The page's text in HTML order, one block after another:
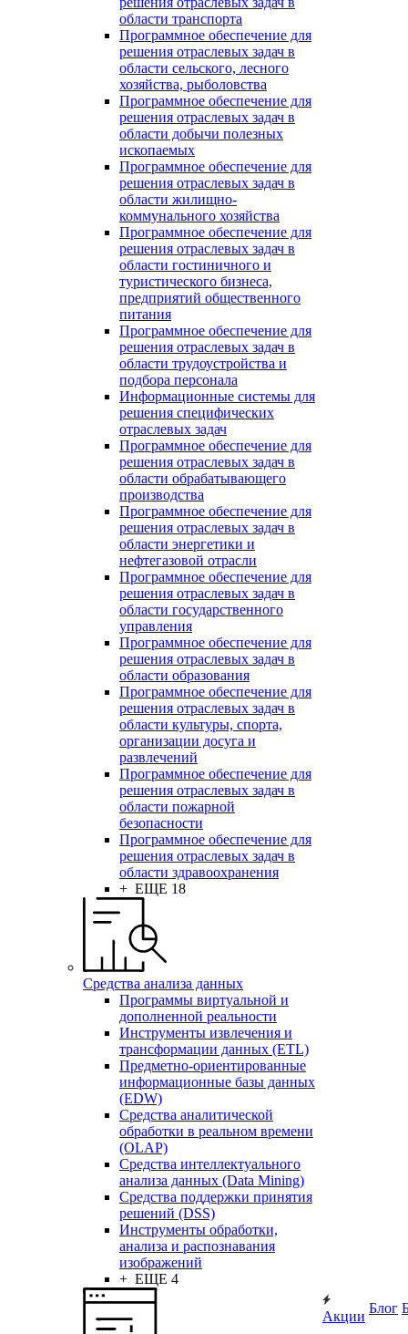
области транспорта
Программное обеспечение для
решения отраслевых задач в
области сельского, лесного
хозяйства, рыболовства
Программное обеспечение для
решения отраслевых задач в
области добычи полезных
ископаемых
Программное обеспечение для
решения отраслевых задач в
области жилищно-
коммунального хозяйства
Программное обеспечение для
решения отраслевых задач в
области гостиничного и
туристического бизнеса,
предприятий общественного
питания
Программное обеспечение для
решения отраслевых задач в
области трудоустройства и
подбора персонала
Информационные системы для
решения специфических
отраслевых задач
Программное обеспечение для
решения отраслевых задач в
области обрабатывающего
производства
Программное обеспечение для
решения отраслевых задач в
области энергетики и
нефтегазовой отрасли
Программное обеспечение для
решения отраслевых задач в
области государственного
управления
Программное обеспечение для
решения отраслевых задач в
области образования
Программное обеспечение для
решения отраслевых задач в
области культуры, спорта,
организации досуга и
развлечений
Программное обеспечение для
решения отраслевых задач в
области пожарной
безопасности
Программное обеспечение для
решения отраслевых задач в
области здравоохранения
+ ЕЩЕ 18
Средства анализа данных
Программы виртуальной и
дополненной реальности
Инструменты извлечения и
трансформации данных (ETL)
Предметно-ориентированные
информационные базы данных
(EDW)
Средства аналитической
обработки в реальном времени
(OLAP)
Средства интеллектуального
анализа данных (Data Mining)
Средства поддержки принятия
решений (DSS)
Инструменты обработки,
анализа и распознавания
изображений
+ ЕЩЕ 4
Акции
Блог